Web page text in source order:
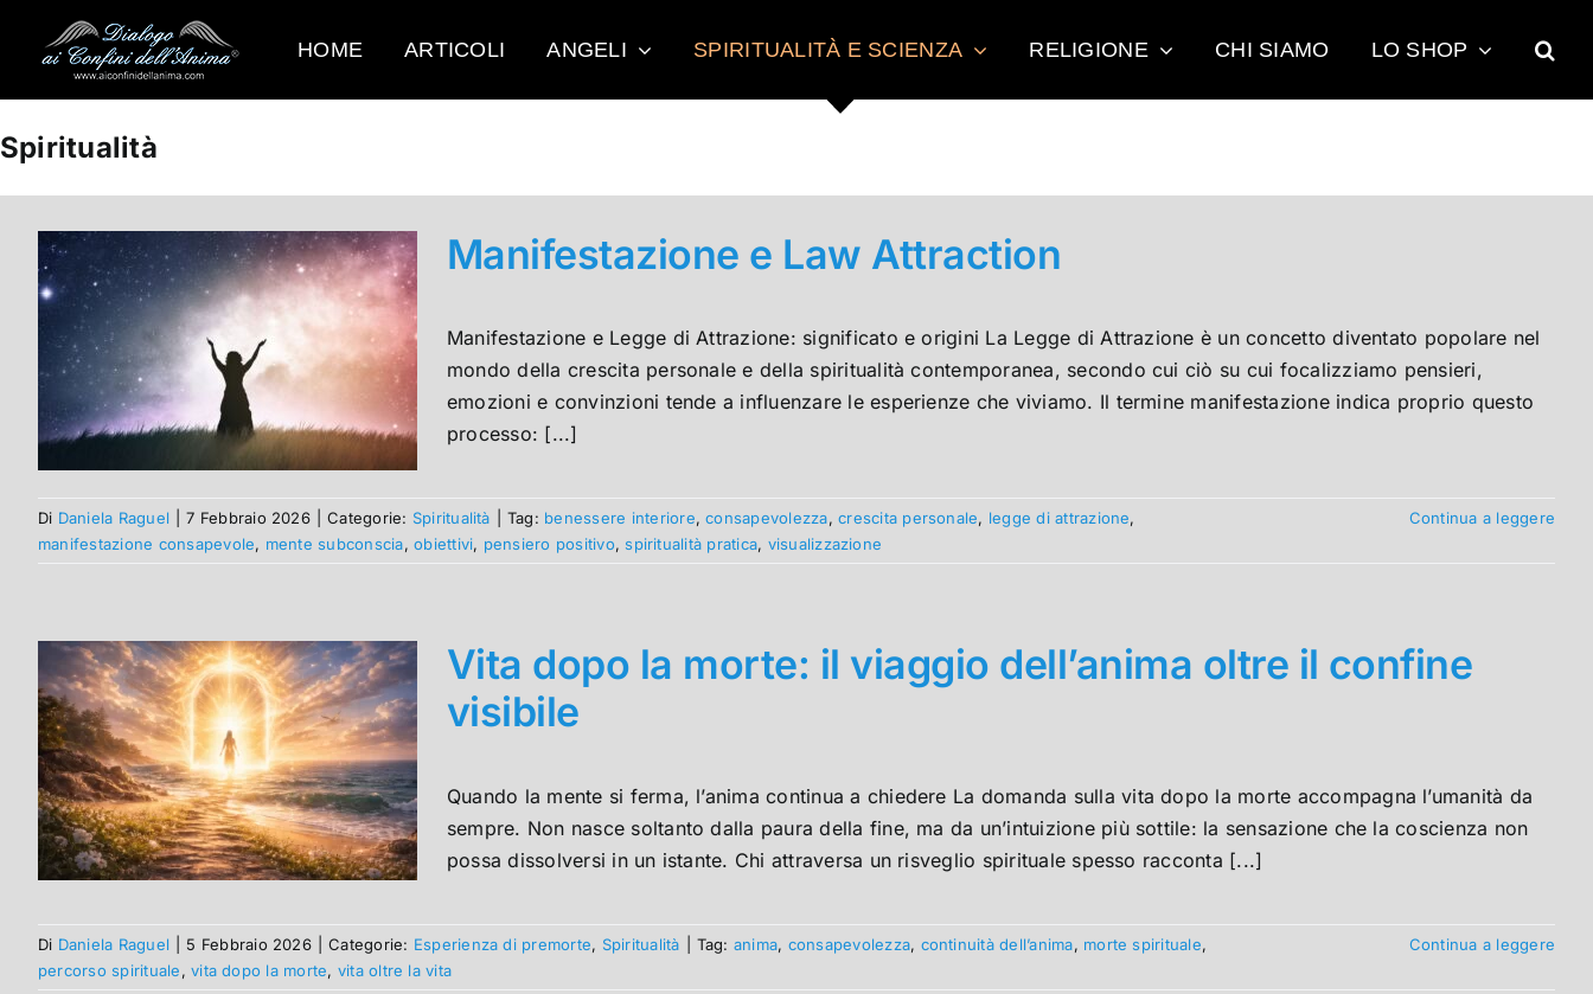
contenuto
HOME ARTICOLI ANGELI SPIRITUALITÀ E SCIENZA RELIGIONE CHI SIAMO LO SHOP
Spiritualità
Manifestazione e Law Attraction
Manifestazione e Legge di Attrazione: significato e origini La Legge di Attrazione è un concetto diventato popolare nel
mondo della crescita personale e della spiritualità contemporanea, secondo cui ciò su cui focalizziamo pensieri,
emozioni e convinzioni tende a influenzare le esperienze che viviamo. Il termine manifestazione indica proprio questo
processo: [...]
Di Daniela Raguel 7 Febbraio 2026 Categorie: Spiritualità Tag: benessere interiore,consapevolezza,crescita personale, legge di attrazione,
manifestazione consapevole, mente subconscia,obiettivi, pensiero positivo,spiritualità pratica, visualizzazione
Continua a leggere
Vita dopo la morte: il viaggio dell’anima oltre il confine
visibile
Quando la mente si ferma, l’anima continua a chiedere La domanda sulla vita dopo la morte accompagna l’umanità da
sempre. Non nasce soltanto dalla paura della fine, ma da un’intuizione più sottile: la sensazione che la coscienza non
possa dissolversi in un istante. Chi attraversa un risveglio spirituale spesso racconta [...]
Di Daniela Raguel 5 Febbraio 2026 Categorie: Esperienza di premorte, Spiritualità Tag: anima, consapevolezza, continuità dell’anima, morte spirituale,
percorso spirituale,vita dopo la morte, vita oltre la vita
Continua a leggere